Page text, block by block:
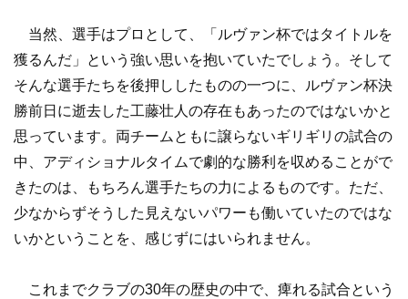
当然、選手はプロとして、「ルヴァン杯ではタイトルを
獲るんだ」という強い思いを抱いていたでしょう。そして
そんな選手たちを後押ししたものの一つに、ルヴァン杯決
勝前日に逝去した工藤壮人の存在もあったのではないかと
思っています。両チームともに譲らないギリギリの試合の
中、アディショナルタイムで劇的な勝利を収めることがで
きたのは、もちろん選手たちの力によるものです。ただ、
少なからずそうした見えないパワーも働いていたのではな
いかということを、感じずにはいられません。
これまでクラブの30年の歴史の中で、痺れる試合という